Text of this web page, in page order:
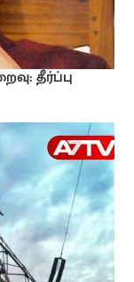
தீர்ப்பு